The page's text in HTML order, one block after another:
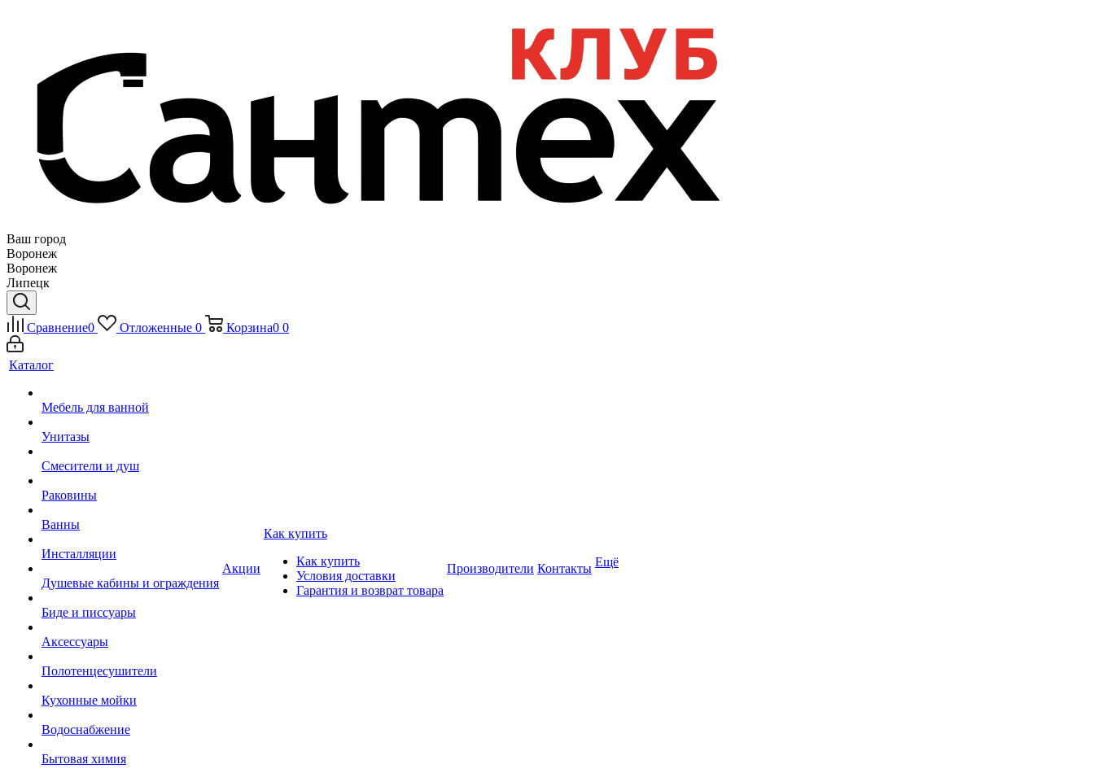
Ваш город
Воронеж
Воронеж
Липецк
Сравнение0 Отложенные 0 Корзина0 0
Каталог
Мебель для ванной
Унитазы
Смесители и душ
Раковины
Ванны
Инсталляции
Душевые кабины и ограждения
Биде и писсуары
Аксессуары
Полотенцесушители
Кухонные мойки
Водоснабжение
Бытовая химия
Акции
Как купить
Как купить
Условия доставки
Гарантия и возврат товара
Производители Контакты Ещё